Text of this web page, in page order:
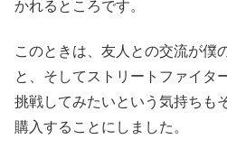
かれるところです。
このときは、友人との交流が僕
と、そしてストリートファイタ
挑戦してみたいという気持ちも
購入することにしました。